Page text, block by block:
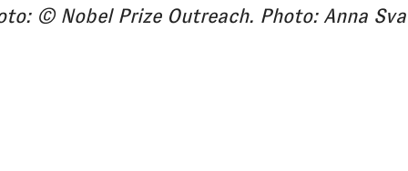
© Nobel Prize Outreach. Photo: Anna